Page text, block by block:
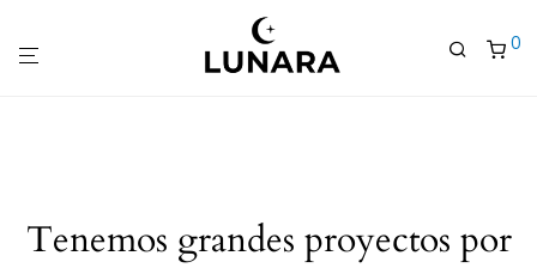
0
Tenemos grandes proyectos por